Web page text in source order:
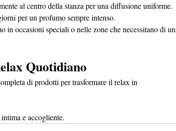
al centro della stanza per una diffusione uniforme.
per un profumo sempre intenso.
in occasioni speciali o nelle zone che necessitano di un
Quotidiano
di prodotti per trasformare il relax in
intima e accogliente.